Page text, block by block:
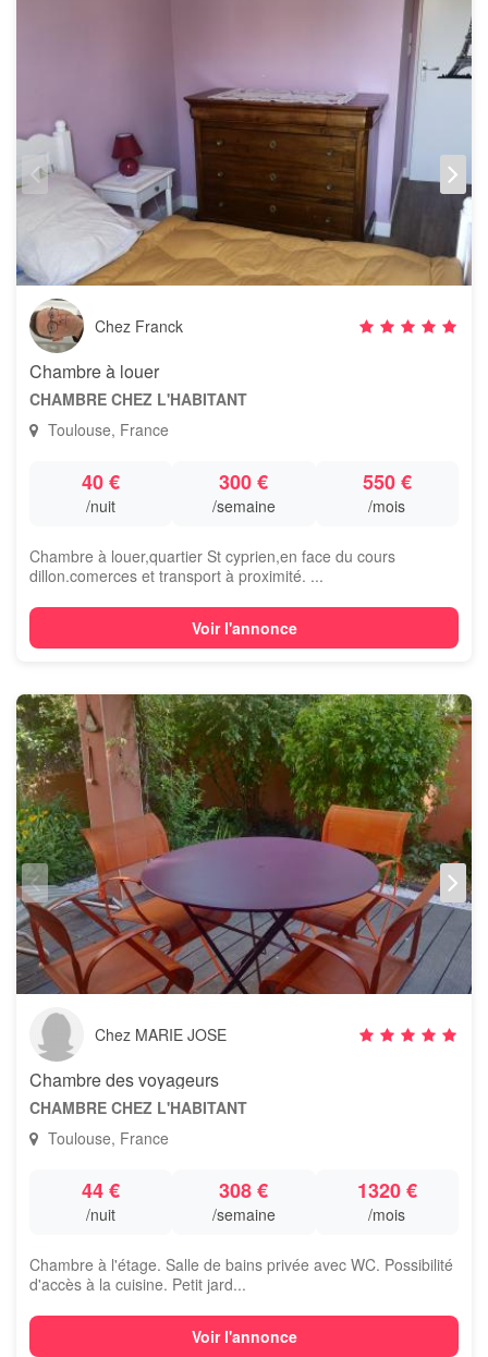
Chez Franck
Chambre à louer
CHAMBRE CHEZ L'HABITANT
Toulouse, France
40 €
/nuit
300 €
/semaine
550 €
/mois
Chambre à louer,quartier St cyprien,en face du cours
dillon.comerces et transport à proximité. ...
Voir l'annonce
Chez MARIE JOSE
Chambre des voyageurs
CHAMBRE CHEZ L'HABITANT
Toulouse, France
44 €
/nuit
308 €
/semaine
1320 €
/mois
Chambre à l'étage. Salle de bains privée avec WC. Possibilité
d'accès à la cuisine. Petit jard...
Voir l'annonce